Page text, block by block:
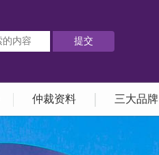
仲裁资料 三大品牌